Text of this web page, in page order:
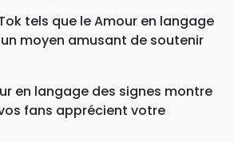
tels que le Amour en langage
moyen amusant de soutenir
en langage des signes montre
fans apprécient votre